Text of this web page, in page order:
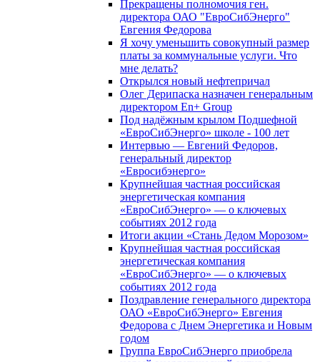
Прекращены полномочия ген.
директора ОАО "ЕвроСибЭнерго"
Евгения Федорова
Я хочу уменьшить совокупный размер
платы за коммунальные услуги. Что
мне делать?
Открылся новый нефтепричал
Олег Дерипаска назначен генеральным
директором En+ Group
Под надёжным крылом Подшефной
«ЕвроСибЭнерго» школе - 100 лет
Интервью — Евгений Федоров,
генеральный директор
«Евросибэнерго»
Крупнейшая частная российская
энергетическая компания
«ЕвроСибЭнерго» — о ключевых
событиях 2012 года
Итоги акции «Стань Дедом Морозом»
Крупнейшая частная российская
энергетическая компания
«ЕвроСибЭнерго» — о ключевых
событиях 2012 года
Поздравление генерального директора
ОАО «ЕвроСибЭнерго» Евгения
Федорова с Днем Энергетика и Новым
годом
Группа ЕвроСибЭнерго приобрела